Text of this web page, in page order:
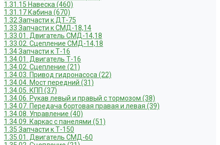
1.31.15 Навеска (460)
1.31.17 Кабина (670)
1.32 Запчасти к ДТ-75
1.33 Запчасти к СМД-18,14
1.33.01. Двигатель СМД-14,18
1.33.02. Сцепление СМД-14,18
1.34 Запчасти к Т-16
1.34.01. Двигатель Т-16
1.34.02. Сцепление (21)
1.34.03. Привод гидронасоса (22)
1.34.04. Мост передний (31)
1.34.05. КПП (37)
1.34.06. Рукав левый и правый с тормозом (38)
1.34.07. Передача бортовая правая и левая (39)
1.34.08. Управление (40)
1.34.09. Каркас с панелями (51)
1.35 Запчасти к Т-150
1.35.01. Двигатель СМД-60